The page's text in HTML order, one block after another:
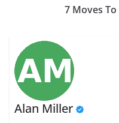
7 Moves
Alan Miller